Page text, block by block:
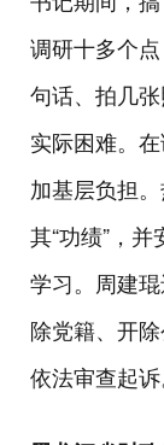
调研十多个
句话、拍几
实际困难。
加基层负担
其“功绩”，
学习。周建
除党籍、开
依法审查起诉